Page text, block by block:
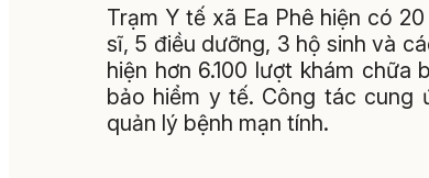
Trạm Y tế xã Ea Phê hiện có
sĩ, 5 điều dưỡng, 3 hộ sinh và
hiện hơn 6.100 lượt khám
bảo hiểm y tế. Công tác cung
quản lý bệnh mạn tính.